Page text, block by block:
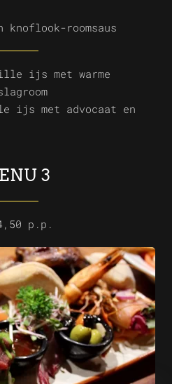
knoflook-roomsaus
ijs met warme
ijs met advocaat en
3
p.p.